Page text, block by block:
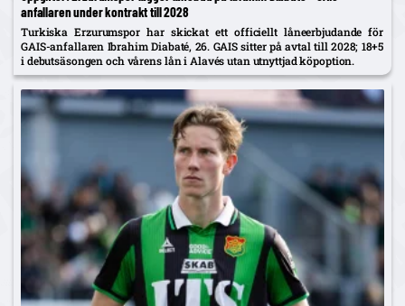
anfallaren under kontrakt till 2028
Turkiska Erzurumspor har skickat ett officiellt låneerbjudande för
GAIS-anfallaren Ibrahim Diabaté, 26. GAIS sitter på avtal till 2028; 18+5
i debutsäsongen och vårens lån i Alavés utan utnyttjad köpoption.